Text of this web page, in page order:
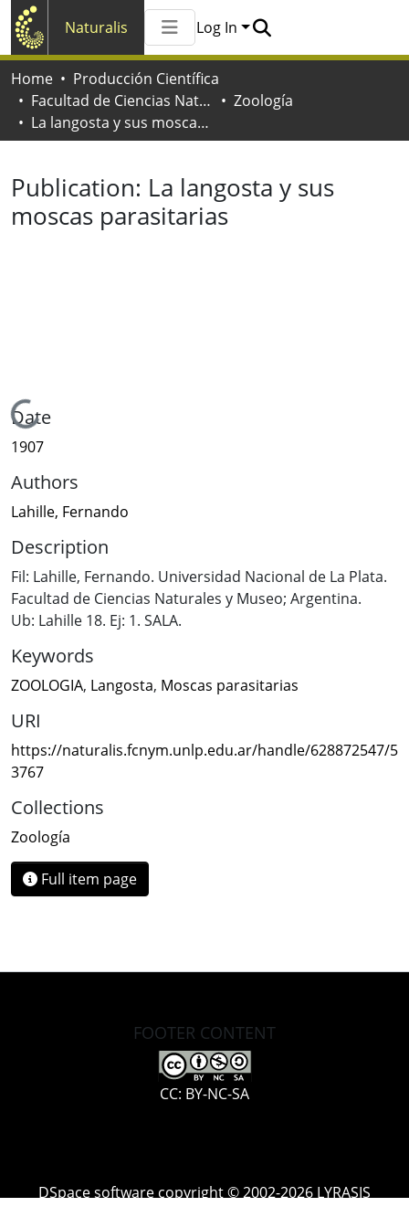
Naturalis
All of Naturalis
Log In
Home
Producción Científica
Facultad de Ciencias Naturales y Museo
Zoología
La langosta y sus moscas parasitarias
Publication: La langosta y sus
moscas parasitarias
Loading...
Date
1907
Authors
Lahille, Fernando
Description
Fil: Lahille, Fernando. Universidad Nacional de La Plata.
Facultad de Ciencias Naturales y Museo; Argentina.
Ub: Lahille 18. Ej: 1. SALA.
Keywords
ZOOLOGIA, Langosta, Moscas parasitarias
URI
https://naturalis.fcnym.unlp.edu.ar/handle/628872547/5
3767
Collections
Zoología
Full item page
FOOTER CONTENT
CC: BY-NC-SA
DSpace software copyright © 2002-2026 LYRASIS